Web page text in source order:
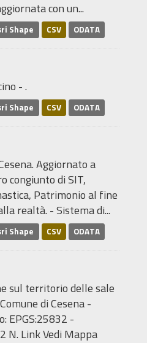
con un...
Shape CSV ODATA
- .
Shape CSV ODATA
Aggiornato a
congiunto di SIT,
Patrimonio al fine
realtà. - Sistema di...
Shape CSV ODATA
sul territorio delle sale
di Cesena -
EPGS:25832 -
N. Link Vedi Mappa